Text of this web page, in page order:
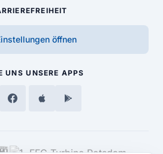
öffnen
UNS UNSERE APPS